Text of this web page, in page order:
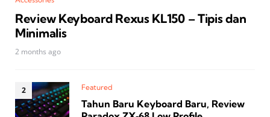
Review Keyboard Rexus KL150 – Tipis dan
Minimalis
2 months ago
Featured
Tahun Baru Keyboard Baru, Review